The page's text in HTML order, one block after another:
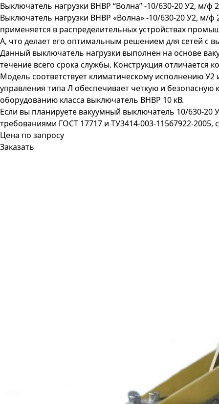
Выключатель нагрузки ВНВР “Волна” -10/630-20 У2, м/ф
Выключатель нагрузки ВНВР «Волна» -10/630-20 У2, м/
применяется в распределительных устройствах
А, что делает его оптимальным решением для сетей с
Данный выключатель нагрузки выполнен на основе
течение всего срока службы. Конструкция
Модель соответствует климатическому исполнению
управления типа Л обеспечивает четкую и
оборудованию класса выключатель ВНВР 10 кВ.
Если вы планируете вакуумный выключатель 10/630-
требованиями ГОСТ 17717 и ТУ3414-003-11567922-
Цена по запросу
Заказать